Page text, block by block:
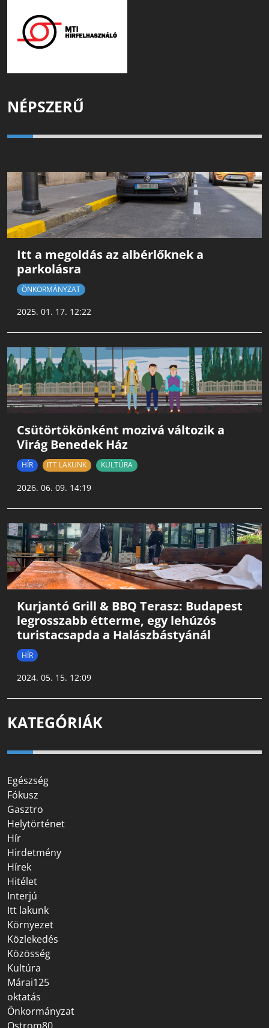
NÉPSZERŰ
Itt a megoldás az albérlőknek a
parkolásra
ÖNKORMÁNYZAT
2025. 01. 17. 12:22
Csütörtökönként mozivá változik a
Virág Benedek Ház
HÍR ITT LAKUNK KULTÚRA
2026. 06. 09. 14:19
Kurjantó Grill & BBQ Terasz: Budapest
legrosszabb étterme, egy lehúzós
turistacsapda a Halászbástyánál
HÍR
2024. 05. 15. 12:09
KATEGÓRIÁK
Egészség
Fókusz
Gasztro
Helytörténet
Hír
Hirdetmény
Hírek
Hitélet
Interjú
Itt lakunk
Környezet
Közlekedés
Közösség
Kultúra
Márai125
oktatás
Önkormányzat